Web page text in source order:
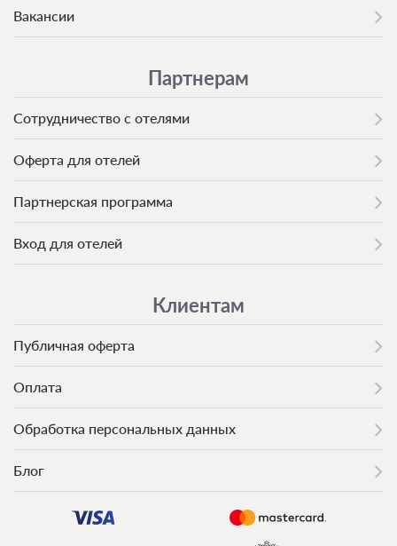
Вакансии
Партнерам
Сотрудничество с отелями
Оферта для отелей
Партнерская программа
Вход для отелей
Клиентам
Публичная оферта
Оплата
Обработка персональных данных
Блог